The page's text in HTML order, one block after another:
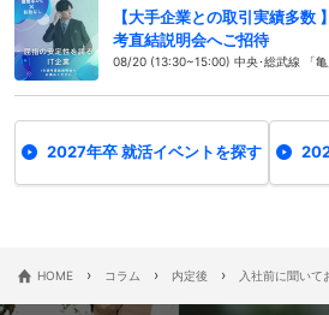
【大手企業との取引実績多数
考直結説明会へご招待
08/20 (13:30~15:00) 中央･総武線 「亀
2027年卒 就活イベントを探す
HOME › コラム › 内定後 › 入社前に聞いて